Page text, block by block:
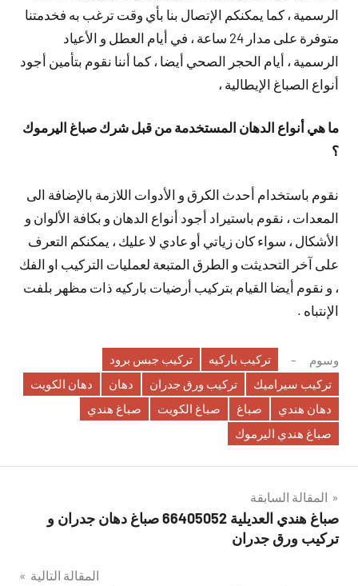
الرسمية ، كما يمكنكم الإتصال بنا بأي وقت ترغب به فخدمتنا
متوفرة على مدار 24 ساعة ، في أيام العطل و الأعياد
الرسمية ، أيام الحجر الصحي أيضا ، كما أننا نقوم بتأمين أجود
أنواع الصباغ الإيطالية ،
ما هي أنواع الدهان المستخدمة من قبل شرك صباغ اليرموك
؟
نقوم باستخدام أحدث الكرق و الأدوات اللازمة بالإضافة الى
المعدات ، نقوم باستيراد أجود أنواع الدهان و بكافة الألوان و
الأشكال ، سواء كان زياتي أو عادي لا عليك ، يمكنكم التعرف
على آخر التحديثت و الطرق المتبعة لعمليات التركيب او الفك
، و نقوم أيضا القيام بتركيب أرضيات باركيه ذات مظهر بلفت
الإنتباه .
وسوم تركيب باركيه
تركيب جبس برود
تركيب سيراميك
تركيب ورق جدران دهان
دهان الكويت
دهان هندي
صباغ صباغ الكويت
صباغ هندي
صباغ هندي اليرموك
تصفّح
المقالات
المقالة السابقة
صباغ هندي العديلية 66405052 صباغ دهان جدران و
تركيب ورق جدران
المقالة التالية